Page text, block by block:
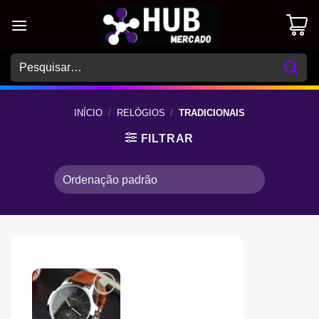
Pesquisar
por:
INÍCIO / RELÓGIOS / TRADICIONAIS
FILTRAR